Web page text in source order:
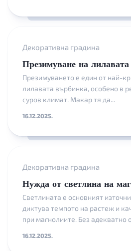
Декоративна градина
Презимуване на
Презимуването е един от най-
лилавата върбинка, особено в
суров климат. Макар тя да...
16.12.2025.
Декоративна градина
Нужда от светлина на
Светлината е основният
диктува темпото на растеж и
при магнолиите. Без адекватно
16.12.2025.